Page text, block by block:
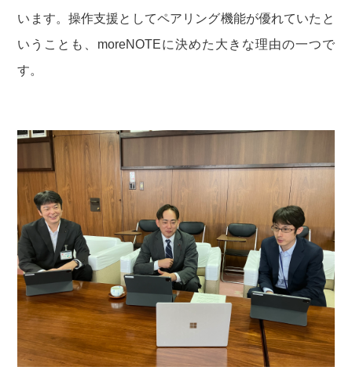
います。操作支援としてペアリング機能が優れていたと
いうことも、moreNOTEに決めた大きな理由の一つで
す。